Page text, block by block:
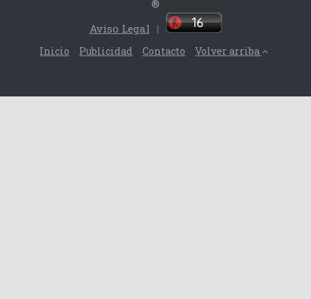
®
Aviso Legal |
Inicio Publicidad Contacto Volver arriba